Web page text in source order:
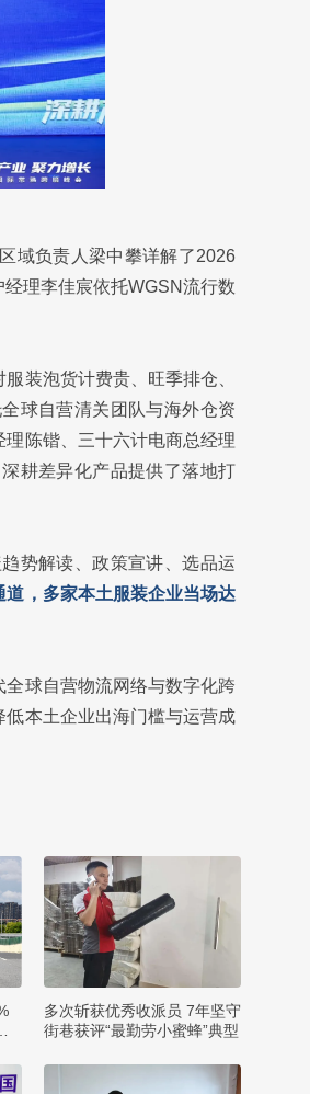
域负责人梁中攀详解了2026
理李佳宸依托WGSN流行数
服装泡货计费贵、旺季排仓、
球自营清关团队与海外仓资
陈锴、三十六计电商总经理
耕差异化产品提供了落地打
势解读、政策宣讲、选品运
，多家本土服装企业当场达
球自营物流网络与数字化跨
本土企业出海门槛与运营成
多次斩获优秀收派员 7年坚守
街巷获评“最勤劳小蜜蜂”典型